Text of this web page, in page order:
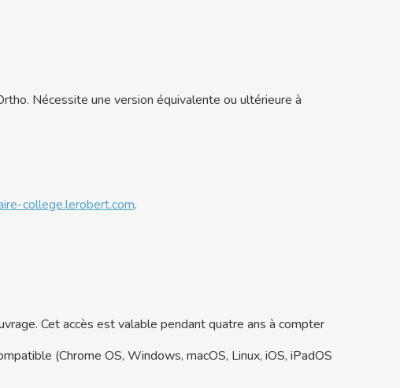
Nécessite une version équivalente ou ultérieure à
college.lerobert.com.
Cet accès est valable pendant quatre ans à compter
(Chrome OS, Windows, macOS, Linux, iOS, iPadOS